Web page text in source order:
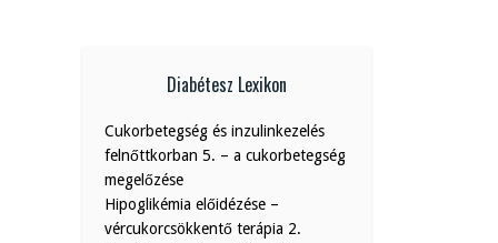
Diabétesz Lexikon
Cukorbetegség és inzulinkezelés
felnőttkorban 5. – a cukorbetegség
megelőzése
Hipoglikémia előidézése –
vércukorcsökkentő terápia 2.